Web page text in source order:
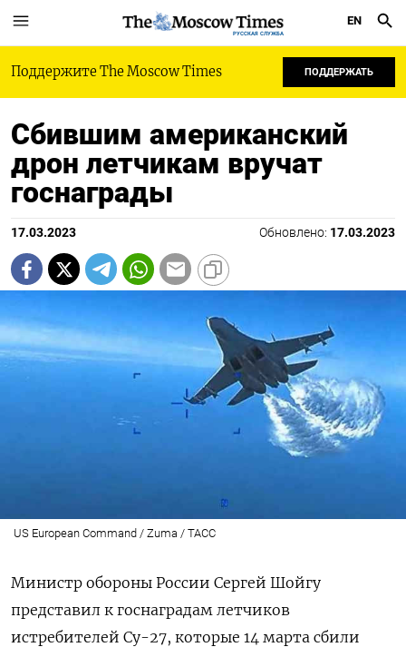
РУССКАЯ СЛУЖБА
EN
Поддержите The Moscow Times ПОДДЕРЖАТЬ
Сбившим американский
дрон летчикам вручат
госнаграды
17.03.2023 Обновлено: 17.03.2023
US European Command / Zuma / ТАСС
Министр обороны России Сергей Шойгу
представил к госнаградам летчиков
истребителей Су-27, которые 14 марта сбили